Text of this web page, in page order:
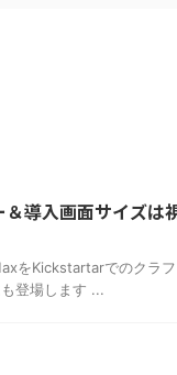
導入画面サイズは
をKickstartarでのクラ
登場します ...